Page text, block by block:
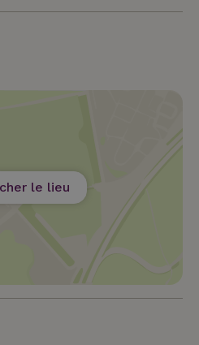
le lieu